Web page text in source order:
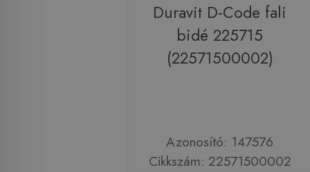
Duravit D-Code fali
bidé 225715
(22571500002)
Azonosító: 147576
Cikkszám: 22571500002